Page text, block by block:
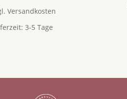
Versandkosten
3-5 Tage